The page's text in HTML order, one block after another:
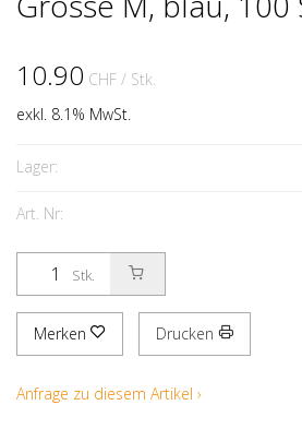
10.90 CHF / Stk.
exkl. 8.1% MwSt.
Lager:
Art. Nr:
Stk.
Merken Drucken
Anfrage zu diesem Artikel ›